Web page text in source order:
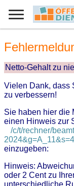
Netto-Gehalt zu
Vielen Dank, dass
zu verbessern!
Sie haben hier die
einen Hinweis zur
/c/t/rechner/
einzugeben:
Hinweis:
oder 2 Cent zu